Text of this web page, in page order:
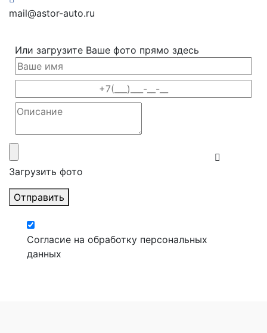
mail@astor-auto.ru
Или загрузите Ваше фото прямо здесь
Загрузить фото
Отправить
Согласие на обработку персональных
данных